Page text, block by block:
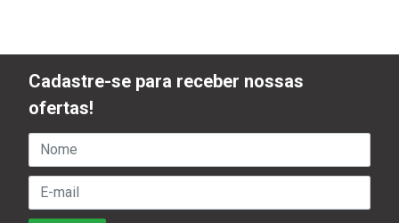
Cadastre-se para receber nossas
ofertas!